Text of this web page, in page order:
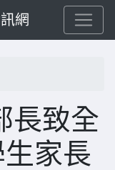
網
長致全
家長